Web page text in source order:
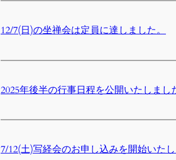
12/7(日)の坐禅会は定員に達しました。
2025年後半の行事日程を公開いたしまし
7/12(土)写経会のお申し込みを開始いた